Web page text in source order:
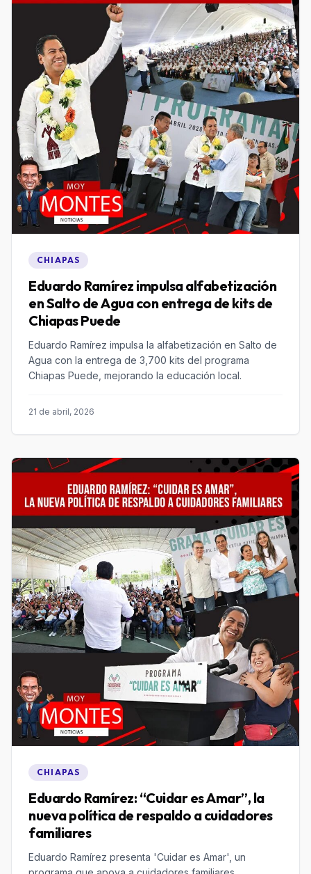
CHIAPAS
Eduardo Ramírez impulsa alfabetización
en Salto de Agua con entrega de kits de
Chiapas Puede
Eduardo Ramírez impulsa la alfabetización en Salto de
Agua con la entrega de 3,700 kits del programa
Chiapas Puede, mejorando la educación local.
21 de abril, 2026
CHIAPAS
Eduardo Ramírez: “Cuidar es Amar”, la
nueva política de respaldo a cuidadores
Eduardo Ramírez presenta 'Cuidar es Amar', un